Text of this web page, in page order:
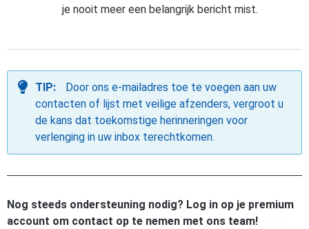
je nooit meer een belangrijk bericht mist.
TIP:
Door ons e-mailadres toe te voegen aan uw
contacten of lijst met veilige afzenders, vergroot u
de kans dat toekomstige herinneringen voor
verlenging in uw inbox terechtkomen.
Nog steeds ondersteuning nodig? Log in op je premium
account om contact op te nemen met ons team!